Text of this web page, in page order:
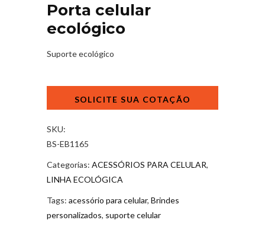
Porta celular
ecológico
Suporte ecológico
ecológico
SKU:
BS-EB1165
Categorias: ACESSÓRIOS PARA CELULAR,
LINHA ECOLÓGICA
Tags: acessório para celular, Brindes
personalizados, suporte celular